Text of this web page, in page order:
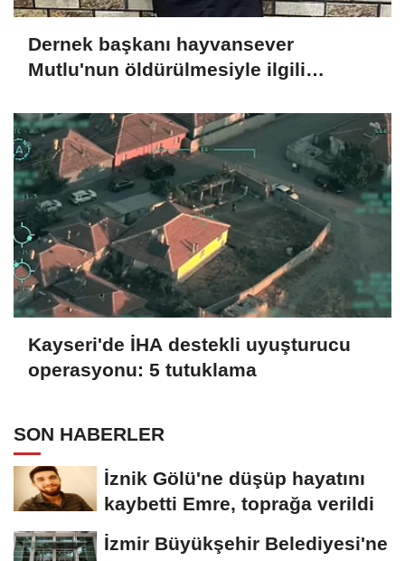
Dernek başkanı hayvansever
Mutlu'nun öldürülmesiyle ilgili
Kayseri'de İHA destekli uyuşturucu
operasyonu: 5 tutuklama
SON HABERLER
İznik Gölü'ne düşüp hayatını
kaybetti Emre, toprağa verildi
İzmir Büyükşehir Belediyesi'ne